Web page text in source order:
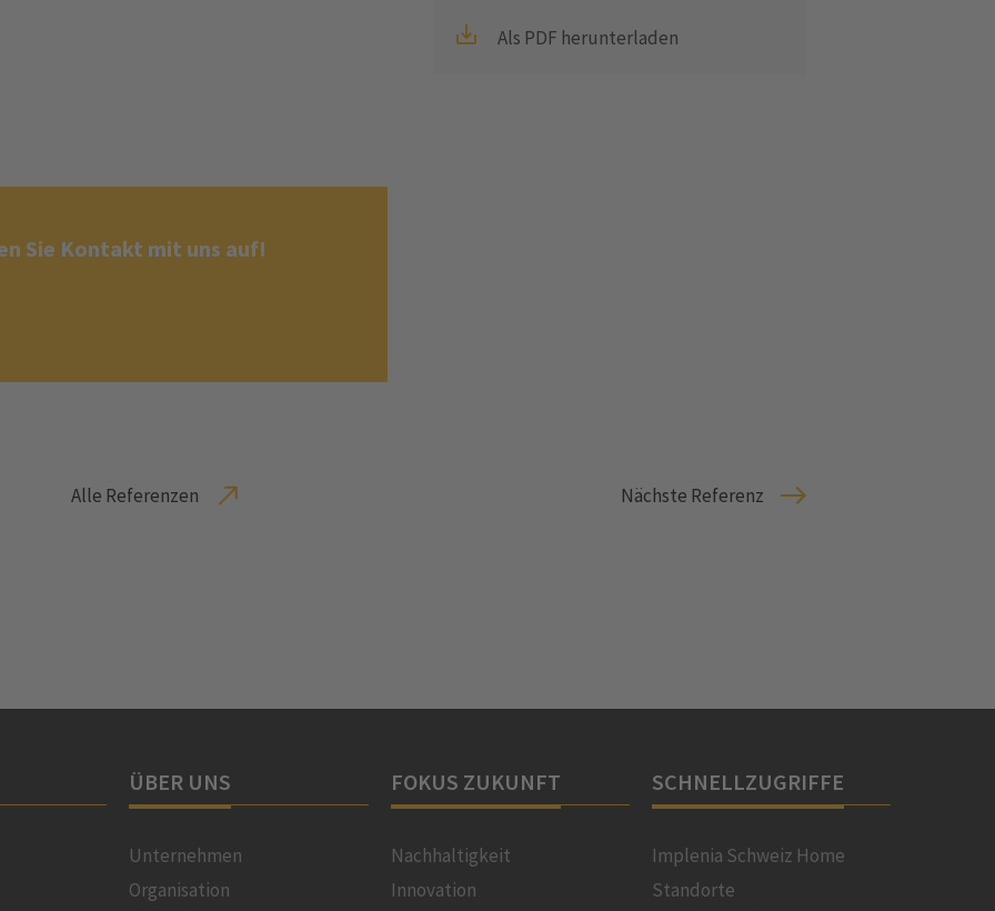
Sie Kontakt mit uns auf!
Als PDF herunterladen
Alle Referenzen Nächste Referenz
ÜBER UNS
Unternehmen
Organisation
FOKUS ZUKUNFT
Nachhaltigkeit
Innovation
SCHNELLZUGRIFFE
Implenia Schweiz Home
Standorte